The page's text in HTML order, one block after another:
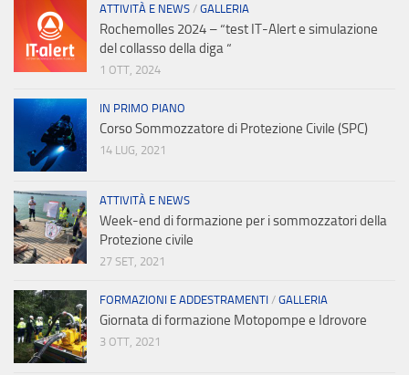
ATTIVITÀ E NEWS / GALLERIA
Rochemolles 2024 – “test IT-Alert e simulazione
del collasso della diga “
1 OTT, 2024
IN PRIMO PIANO
Corso Sommozzatore di Protezione Civile (SPC)
14 LUG, 2021
ATTIVITÀ E NEWS
Week-end di formazione per i sommozzatori della
Protezione civile
27 SET, 2021
FORMAZIONI E ADDESTRAMENTI / GALLERIA
Giornata di formazione Motopompe e Idrovore
3 OTT, 2021